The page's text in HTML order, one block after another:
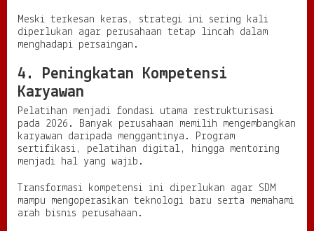
Meski terkesan keras, strategi ini sering kali
diperlukan agar perusahaan tetap lincah dalam
menghadapi persaingan.
4. Peningkatan Kompetensi
Karyawan
Pelatihan menjadi fondasi utama restrukturisasi
pada 2026. Banyak perusahaan memilih mengembangkan
karyawan daripada menggantinya. Program
sertifikasi, pelatihan digital, hingga mentoring
menjadi hal yang wajib.
Transformasi kompetensi ini diperlukan agar SDM
mampu mengoperasikan teknologi baru serta memahami
arah bisnis perusahaan.